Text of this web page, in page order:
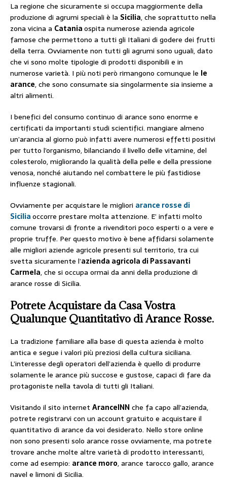
La regione che sicuramente si occupa maggiormente della
produzione di agrumi speciali è la Sicilia, che soprattutto nella
zona vicina a Cataniaospita numerose azienda agricole
famose che permettono a tutti gli Italiani di godere dei frutti
della terra. Ovviamente non tutti gli agrumi sono uguali, dato
che vi sono molte tipologie di prodotti disponibili e in
numerose varietà. I più noti però rimangono comunque le le
arance, che sono consumate sia singolarmente sia insieme a
altri alimenti.
I benefici del consumo continuo di arance sono enorme e
certificati da importanti studi scientifici. mangiare almeno
un’arancia al giorno può infatti avere numerosi effetti positivi
per tutto l’organismo, bilanciando il livello delle vitamine, del
colesterolo, migliorando la qualità della pelle e della pressione
venosa, nonché aiutando nel combattere le più fastidiose
influenze stagionali.
Ovviamente per acquistare le migliori arance rosse di
Siciliaoccorre prestare molta attenzione. E’ infatti molto
comune trovarsi di fronte a rivenditori poco esperti o a vere e
proprie truffe. Per questo motivo è bene affidarsi solamente
alle migliori aziende agricole presenti sul territorio, tra cui
svetta sicuramente l’azienda agricola di Passavanti
Carmela, che si occupa ormai da anni della produzione di
arance rosse di Sicilia.
Potrete Acquistare da Casa Vostra
Qualunque Quantitativo di Arance Rosse.
La tradizione familiare alla base di questa azienda è molto
antica e segue i valori più preziosi della cultura siciliana.
L’interesse degli operatori dell’azienda è quello di produrre
solamente le arance più succose e gustose, capaci di fare da
protagoniste nella tavola di tutti gli Italiani.
Visitando il sito internet AranceINNche fa capo all’azienda,
potrete registrarvi con un account gratuito e acquistare il
quantitativo di arance da voi desiderato. Nello store online
non sono presenti solo arance rosse ovviamente, ma potrete
trovare anche molte altre varietà di prodotto interessanti,
come ad esempio: arance moro, arance tarocco gallo, arance
navel e limoni di Sicilia.